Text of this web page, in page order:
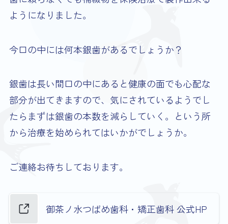
ようになりました。
今口の中には何本銀歯があるでしょうか？
銀歯は長い間口の中にあると健康の面でも心配な
部分が出てきますので、気にされているようでし
たらまずは銀歯の本数を減らしていく。という所
から治療を始められてはいかがでしょうか。
ご連絡お待ちしております。
御茶ノ水つばめ歯科・矯正歯科 公式HP